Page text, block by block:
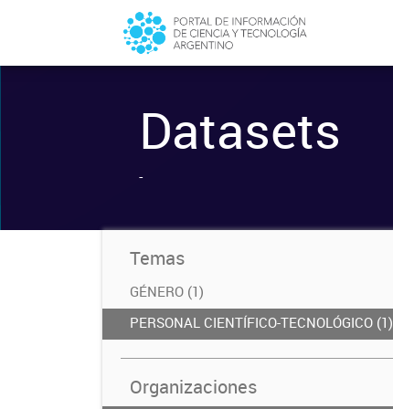
Datasets
-
Temas
GÉNERO (1)
PERSONAL CIENTÍFICO-TECNOLÓGICO (1)
Organizaciones